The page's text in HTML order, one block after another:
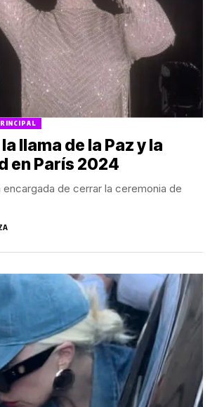
llama de la Paz y la
en París 2024
encargada de cerrar la ceremonia de